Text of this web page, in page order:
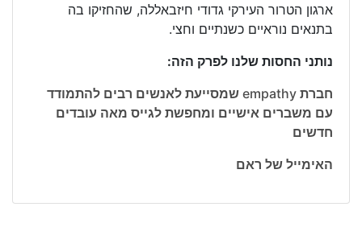
ארגון הטרור העירקי גדודי חיזבאללה, שהחזיקו בה
בתנאים נוראיים כשנתיים וחצי.
נותני החסות שלנו לפרק הזה:
חברת empathy שמסייעת לאנשים רבים להתמודד
עם משברים אישיים ומחפשת לגייס מאה עובדים
חדשים
האימייל של ראם